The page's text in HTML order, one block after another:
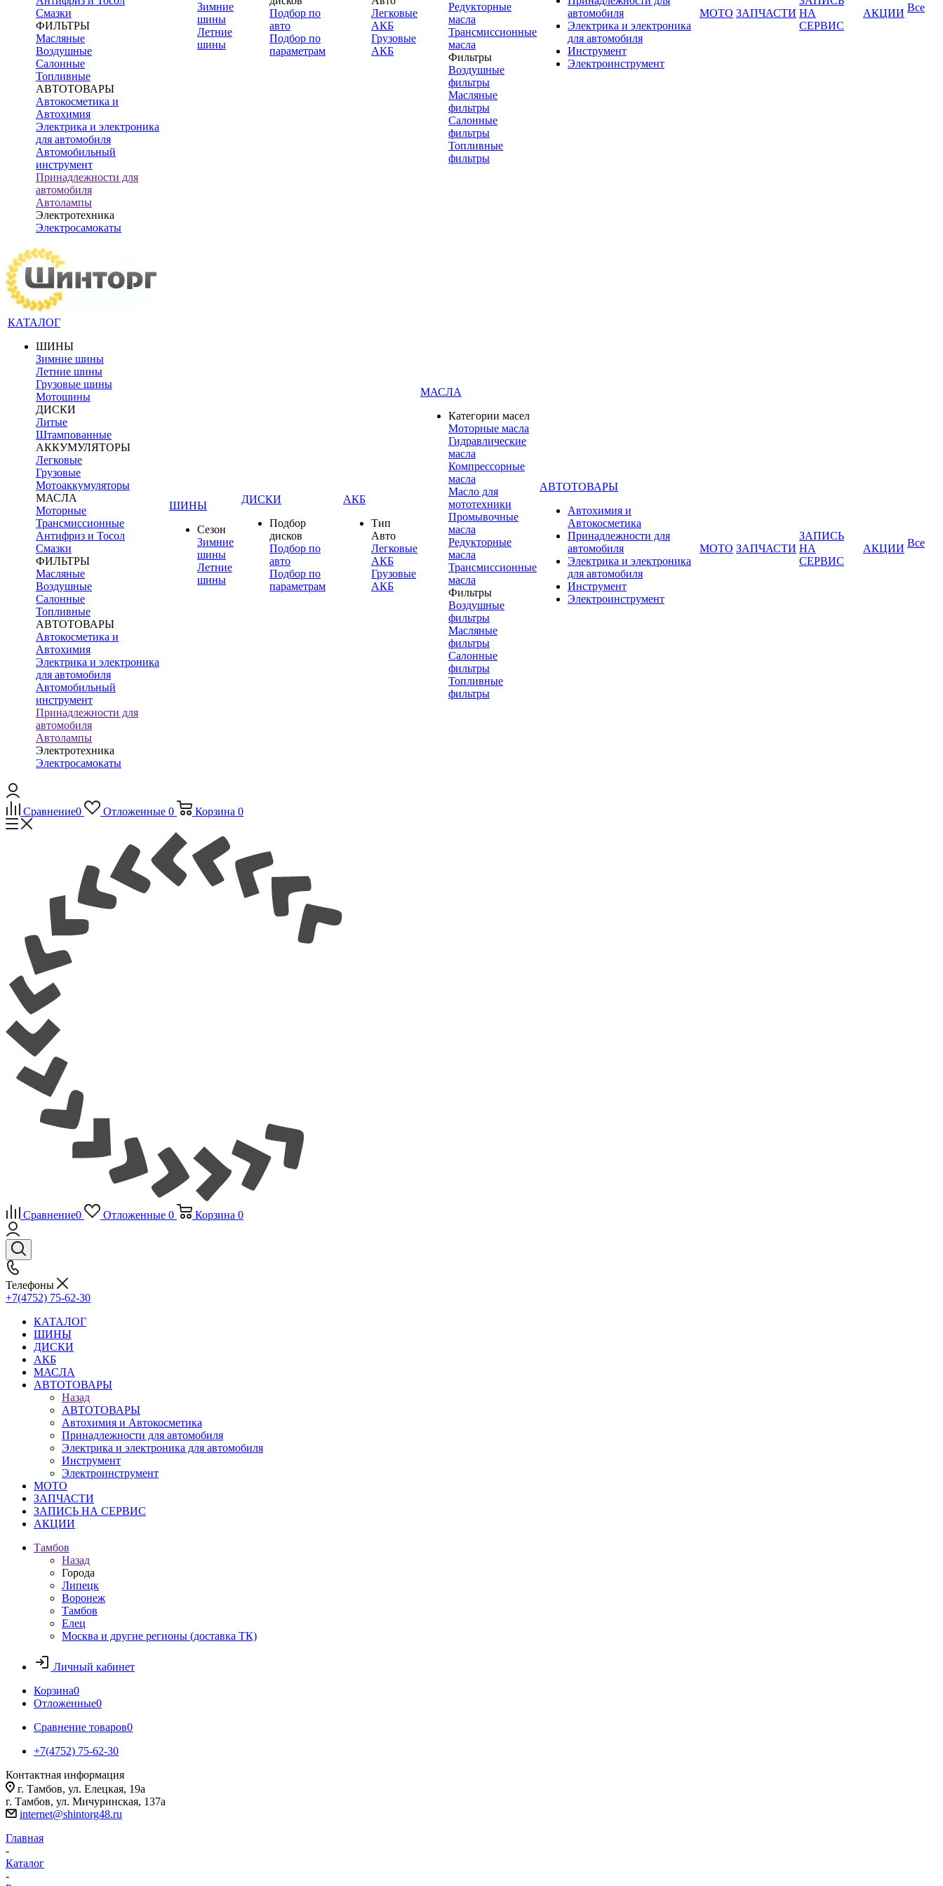
Смазки
ФИЛЬТРЫ
Масляные
Воздушные
Салонные
Топливные
АВТОТОВАРЫ
Автокосметика и
Автохимия
Электрика и электроника
для автомобиля
Автомобильный
инструмент
Принадлежности для
автомобиля
Автолампы
Электротехника
Электросамокаты
Зимние
шины
Летние
шины
Подбор по
авто
Подбор по
параметрам
Легковые
АКБ
Грузовые
АКБ
Редукторные
масла
Трансмиссионные
масла
Фильтры
Воздушные
фильтры
Масляные
фильтры
Салонные
фильтры
Топливные
фильтры
автомобиля
Электрика и электроника
для автомобиля
Инструмент
Электроинструмент
МОТО ЗАПЧАСТИ НА
СЕРВИС
АКЦИИ Все
КАТАЛОГ
ШИНЫ
Зимние шины
Летние шины
Грузовые шины
Мотошины
ДИСКИ
Литые
Штампованные
АККУМУЛЯТОРЫ
Легковые
Грузовые
Мотоаккумуляторы
МАСЛА
Моторные
Трансмиссионные
Антифриз и Тосол
Смазки
ФИЛЬТРЫ
Масляные
Воздушные
Салонные
Топливные
АВТОТОВАРЫ
Автокосметика и
Автохимия
Электрика и электроника
для автомобиля
Автомобильный
инструмент
Принадлежности для
автомобиля
Автолампы
Электротехника
Электросамокаты
ШИНЫ
Сезон
Зимние
шины
Летние
шины
ДИСКИ
Подбор
дисков
Подбор по
авто
Подбор по
параметрам
АКБ
Тип
Авто
Легковые
АКБ
Грузовые
АКБ
МАСЛА
Категории масел
Моторные масла
Гидравлические
масла
Компрессорные
масла
Масло для
мототехники
Промывочные
масла
Редукторные
масла
Трансмиссионные
масла
Фильтры
Воздушные
фильтры
Масляные
фильтры
Салонные
фильтры
Топливные
фильтры
АВТОТОВАРЫ
Автохимия и
Автокосметика
Принадлежности для
автомобиля
Электрика и электроника
для автомобиля
Инструмент
Электроинструмент
МОТО ЗАПЧАСТИ
ЗАПИСЬ
НА
СЕРВИС
АКЦИИ Все
Сравнение0 Отложенные 0 Корзина 0
Сравнение0 Отложенные 0 Корзина 0
Телефоны
+7(4752) 75-62-30
КАТАЛОГ
ШИНЫ
ДИСКИ
АКБ
МАСЛА
АВТОТОВАРЫ
Назад
АВТОТОВАРЫ
Автохимия и Автокосметика
Принадлежности для автомобиля
Электрика и электроника для автомобиля
Инструмент
Электроинструмент
МОТО
ЗАПЧАСТИ
ЗАПИСЬ НА СЕРВИС
АКЦИИ
Тамбов
Назад
Города
Липецк
Воронеж
Тамбов
Елец
Москва и другие регионы (доставка ТК)
Личный кабинет
Корзина0
Отложенные0
Сравнение товаров0
+7(4752) 75-62-30
Контактная информация
г. Тамбов, ул. Елецкая, 19а
г. Тамбов, ул. Мичуринская, 137а
internet@shintorg48.ru
Главная
-
Каталог
-